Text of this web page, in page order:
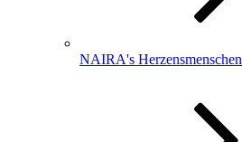
NAIRA's Herzensmenschen